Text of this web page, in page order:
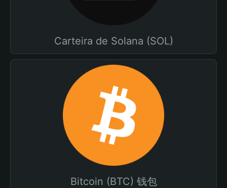
Carteira de Solana (SOL)
Bitcoin (BTC) 钱包